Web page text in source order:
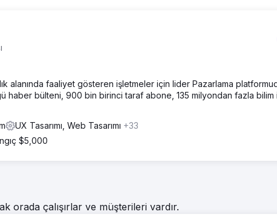
alanında faaliyet gösteren işletmeler için lider Pazarlama
bülteni, 900 bin birinci taraf abone, 135 milyondan fazla bilim
UX Tasarımı, Web Tasarımı +33
$5,000
orada çalışırlar ve müşterileri vardır.